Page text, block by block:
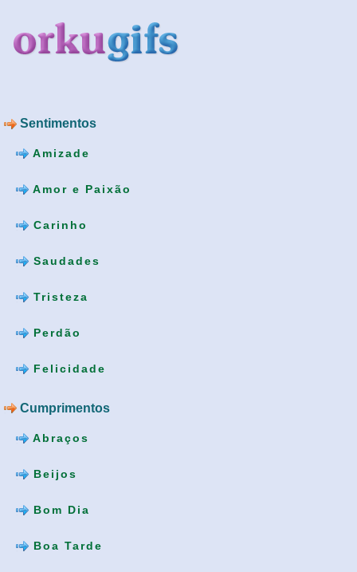
Sentimentos
Amizade
Amor e Paixão
Carinho
Saudades
Tristeza
Perdão
Felicidade
Cumprimentos
Abraços
Beijos
Bom Dia
Boa Tarde